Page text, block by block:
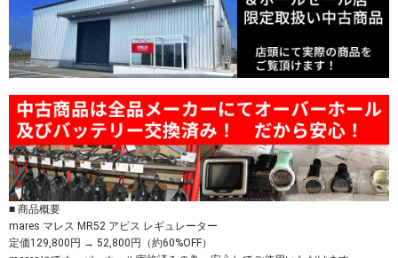
■ 商品概要
mares マレス MR52 アビス レギュレーター
定価129,800円 → 52,800円（約60%OFF）